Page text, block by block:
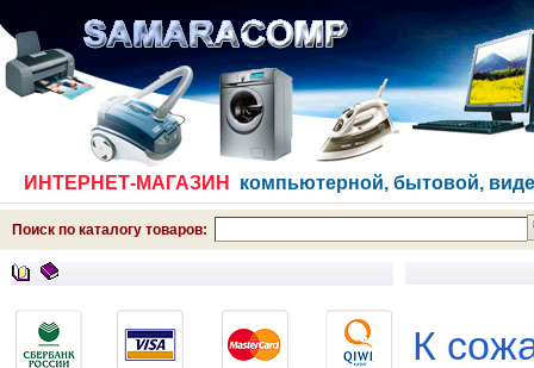
ИНТЕРНЕТ-МАГАЗИН компьютерной, бытовой,
Поиск по каталогу товаров:
К